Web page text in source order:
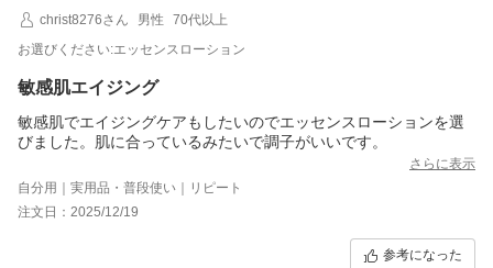
christ8276さん
男性
70代以上
お選びください:エッセンスローション
敏感肌エイジング
敏感肌でエイジングケアもしたいのでエッセンスローションを選
びました。肌に合っているみたいで調子がいいです。
さらに表示
自分用｜実用品・普段使い｜リピート
注文日：2025/12/19
参考になった